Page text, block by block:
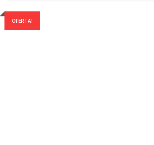
OFERTA!